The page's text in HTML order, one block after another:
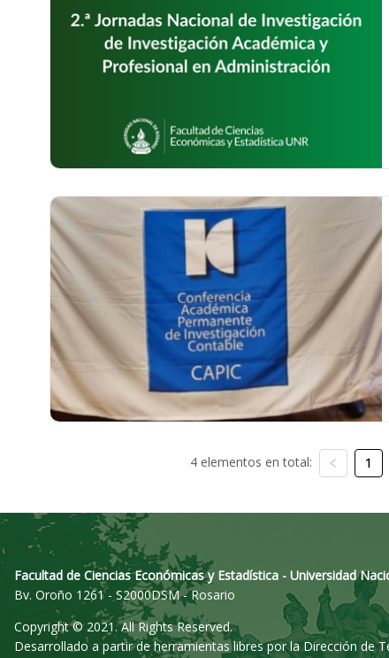
4 elementos en total: 1
Facultad de Ciencias Económicas y Estadística - Universidad
Bv. Oroño 1261 - S2000DSM - Rosario
Copyright © 2021. All Rights Reserved.
Desarrollado a partir de herramientas libres por la Dirección de